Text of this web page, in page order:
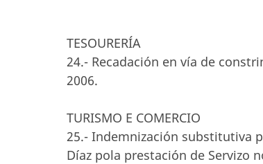
TESOURERÍA
24.- Recadación en vía de
2006.
TURISMO E COMERCIO
25.- Indemnización substitutiva
Díaz pola prestación de Servizo